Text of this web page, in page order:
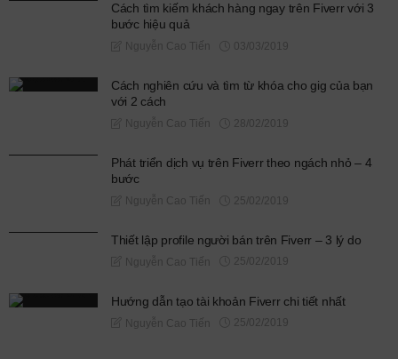
Cách tìm kiếm khách hàng ngay trên Fiverr với 3
bước hiệu quả
Nguyễn Cao Tiến 03/03/2019
Cách nghiên cứu và tìm từ khóa cho gig của bạn
với 2 cách
Nguyễn Cao Tiến 28/02/2019
Phát triển dịch vụ trên Fiverr theo ngách nhỏ – 4
bước
Nguyễn Cao Tiến 25/02/2019
Thiết lập profile người bán trên Fiverr – 3 lý do
Nguyễn Cao Tiến 25/02/2019
Hướng dẫn tạo tài khoản Fiverr chi tiết nhất
Nguyễn Cao Tiến 25/02/2019